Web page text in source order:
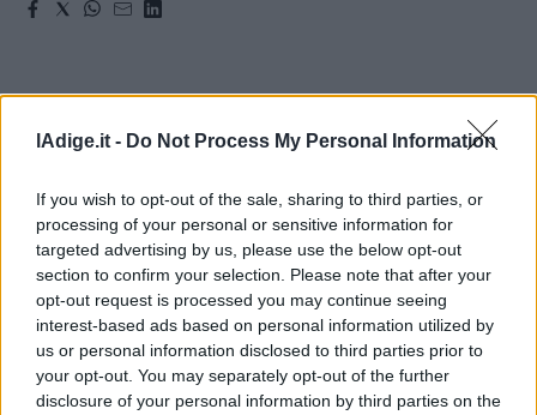
lAdige.it - Do Not Process My Personal Information
If you wish to opt-out of the sale, sharing to third parties, or
processing of your personal or sensitive information for
targeted advertising by us, please use the below opt-out
section to confirm your selection. Please note that after your
opt-out request is processed you may continue seeing
interest-based ads based on personal information utilized by
us or personal information disclosed to third parties prior to
your opt-out. You may separately opt-out of the further
disclosure of your personal information by third parties on the